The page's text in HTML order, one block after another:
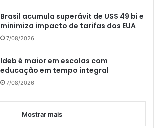
Brasil acumula superávit de US$ 49 bi e
minimiza impacto de tarifas dos EUA
7/08/2026
Ideb é maior em escolas com
educação em tempo integral
7/08/2026
Mostrar mais